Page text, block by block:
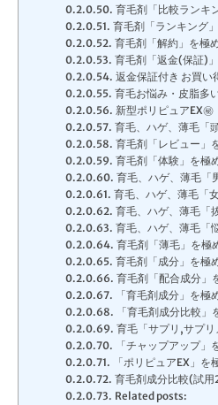
育毛剤「比較ランキ
育毛剤「ランキング
育毛剤「解約」を極
育毛剤「返金(保証)
返金保証付き お買い
育毛お悩み・皮脂多
新型ポリピュアEX
育毛、ハゲ、薄毛「
育毛剤「レビュー」
育毛剤「体験」を極
育毛、ハゲ、薄毛「
育毛、ハゲ、薄毛「
育毛、ハゲ、薄毛「
育毛、ハゲ、薄毛「
育毛剤「薄毛」を極
育毛剤「成分」を極
育毛剤「配合成分」
「育毛剤成分」を極
「育毛剤成分比較」
育毛「サプリ,サプリ
「チャップアップ」
「ポリピュアEX」を
育毛剤成分比較(試用
Related posts: